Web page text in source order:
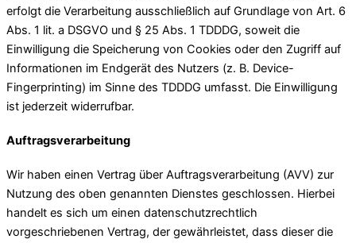
erfolgt die Verarbeitung ausschließlich auf Grundlage von Art. 6
Abs. 1 lit. a DSGVO und § 25 Abs. 1 TDDDG, soweit die
Einwilligung die Speicherung von Cookies oder den Zugriff auf
Informationen im Endgerät des Nutzers (z. B. Device-
Fingerprinting) im Sinne des TDDDG umfasst. Die Einwilligung
ist jederzeit widerrufbar.
Auftragsverarbeitung
Wir haben einen Vertrag über Auftragsverarbeitung (AVV) zur
Nutzung des oben genannten Dienstes geschlossen. Hierbei
handelt es sich um einen datenschutzrechtlich
vorgeschriebenen Vertrag, der gewährleistet, dass dieser die